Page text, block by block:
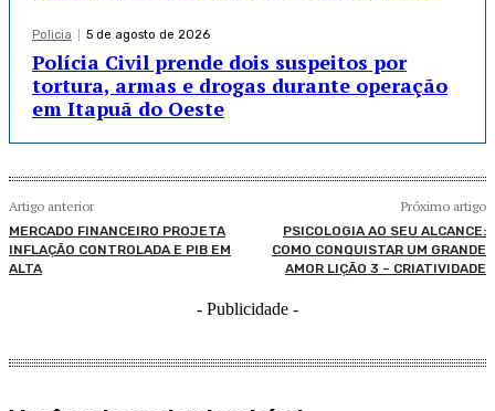
Policia 5 de agosto de 2026
Polícia Civil prende dois suspeitos por
tortura, armas e drogas durante operação
em Itapuã do Oeste
Artigo anterior
MERCADO FINANCEIRO PROJETA
INFLAÇÃO CONTROLADA E PIB EM
ALTA
Próximo artigo
PSICOLOGIA AO SEU ALCANCE:
COMO CONQUISTAR UM GRANDE
AMOR LIÇÃO 3 – CRIATIVIDADE
- Publicidade -